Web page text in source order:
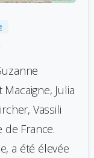
Julia
Vassili
de France.
a été élevée